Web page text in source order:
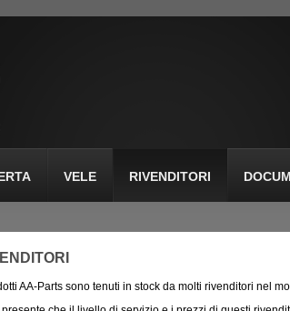
VELE RIVENDITORI
AA-Parts sono tenuti in stock da molti rivenditori nel